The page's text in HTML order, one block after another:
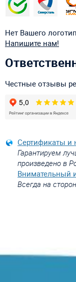
Нет Вашего
Напишите нам!
Честные отзывы
Сертификаты и
Гарантируем
произведено в
Внимательный
Всегда на